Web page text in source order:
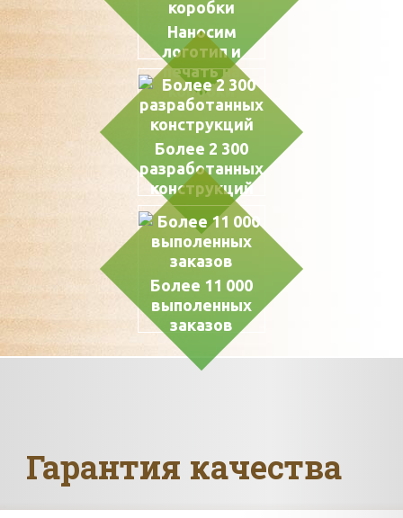
Наносим
логотип и
печать на
коробки
Более 2 300
разработанных
конструкций
Более 11 000
выполенных
заказов
Гарантия качества